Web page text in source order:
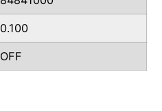
0.100
OFF